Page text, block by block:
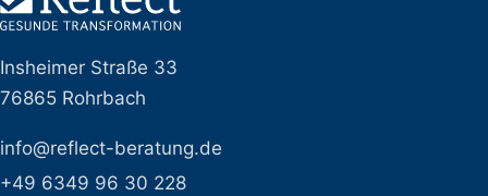
Insheimer Straße 33
76865 Rohrbach
info@reflect-beratung.de
+49 6349 96 30 228